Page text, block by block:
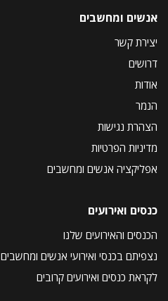
אנשים ומחשבים
יצירת קשר
דרושים
אודות
הנמר
הצהרת נגישות
מדיניות הפרטיות
אפליקציה אנשים ומחשבים
כנסים ואירועים
הכנסים והאירועים שלנו
נצפיתם בכנסי ואירועי אנשים ומחשבים
לקראת כנסים ואירועים קרובים